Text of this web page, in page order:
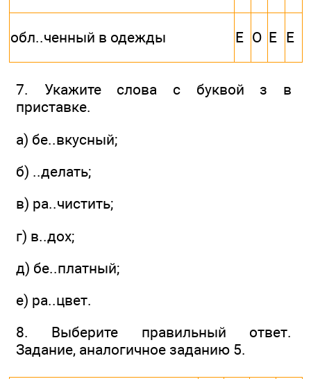
обл..ченный в одежды Е О Е Е
7. Укажите слова с буквой з в
приставке.
а) бе..вкусный;
б) ..делать;
в) ра..чистить;
г) в..дох;
д) бе..платный;
е) ра..цвет.
8. Выберите правильный ответ.
Задание, аналогичное заданию 5.